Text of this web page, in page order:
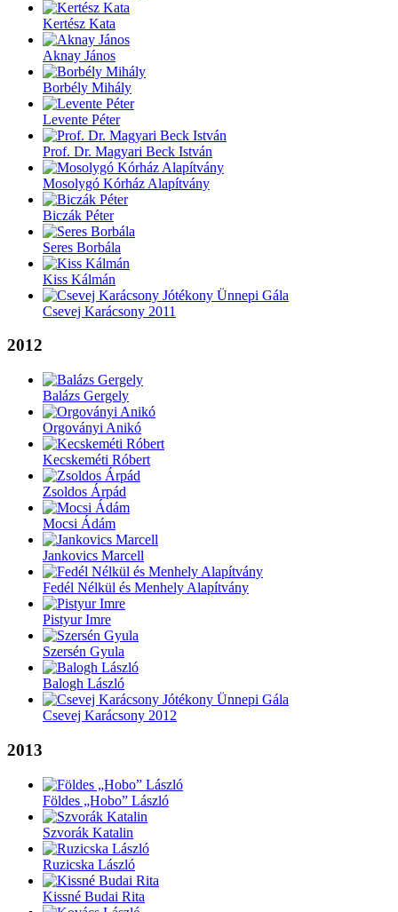
Kertész Kata
Aknay János
Borbély Mihály
Levente Péter
Prof. Dr. Magyari Beck István
Mosolygó Kórház Alapítvány
Biczák Péter
Seres Borbála
Kiss Kálmán
Csevej Karácsony 2011
2012
Balázs Gergely
Orgoványi Anikó
Kecskeméti Róbert
Zsoldos Árpád
Mocsi Ádám
Jankovics Marcell
Fedél Nélkül és Menhely Alapítvány
Pistyur Imre
Szersén Gyula
Balogh László
Csevej Karácsony 2012
2013
Földes „Hobo” László
Szvorák Katalin
Ruzicska László
Kissné Budai Rita